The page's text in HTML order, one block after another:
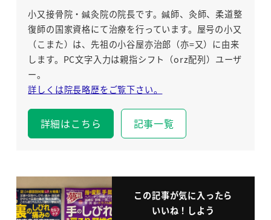
小又接骨院・鍼灸院の院長です。鍼師、灸師、柔道整
復師の国家資格にて治療を行っています。屋号の小又
（こまた）は、先祖の小谷屋亦治郎（亦=又）に由来
します。PC文字入力は親指シフト（orz配列）ユーザ
ー。
詳しくは院長略歴をご覧下さい。
詳細はこちら 記事一覧
この記事が気に入ったら
いいね！しよう